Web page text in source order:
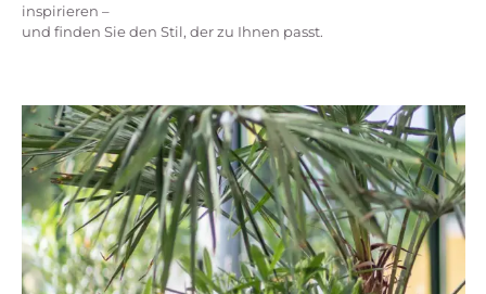
inspirieren –
und finden Sie den Stil, der zu Ihnen passt.